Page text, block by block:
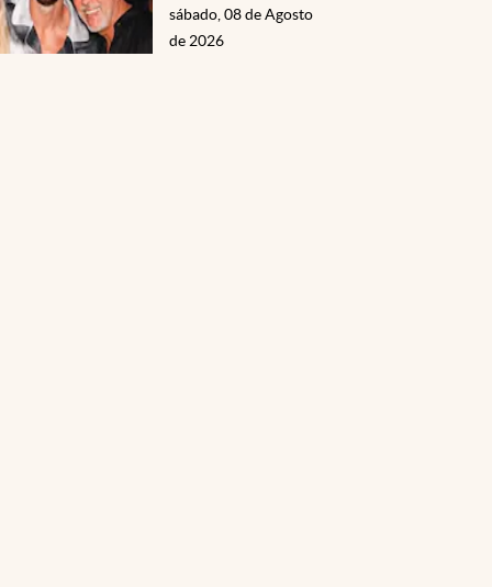
sábado, 08 de Agosto
de 2026